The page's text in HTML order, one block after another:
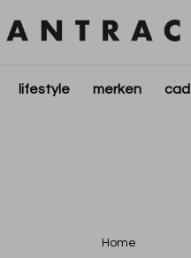
lifestyle merken
Home